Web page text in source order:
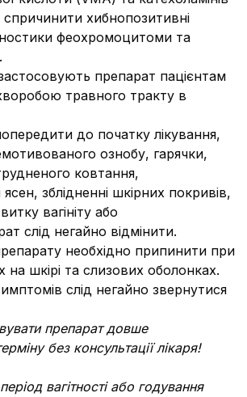
хибнопозитивні
феохромоцитоми та
препарат пацієнтам
травного тракту в
до початку лікування,
ознобу, гарячки,
ковтання,
зблідненні шкірних покривів,
вагініту або
слід негайно відмінити.
необхідно припинити при
шкірі та слизових оболонках.
слід негайно звернутися
препарат довше
без консультації лікаря!
вагітності або годування